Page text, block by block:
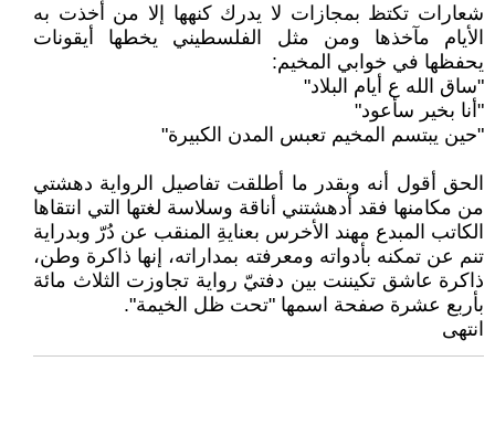
شعارات تكتظ بمجازات لا يدرك كنهها إلا من أخذت به
الأيام مآخذها ومن مثل الفلسطيني يخطها أيقونات
يحفظها في خوابي المخيم:
"ساق الله ع أيام البلاد"
"أنا بخير سأعود"
"حين يبتسم المخيم تعبس المدن الكبيرة"
الحق أقول أنه وبقدر ما أطلقت تفاصيل الرواية دهشتي
من مكامنها فقد أدهشتني أناقة وسلاسة لغتها التي انتقاها
الكاتب المبدع مهند الأخرس بعنايةِ المنقب عن دُرّ وبدراية
تنم عن تمكنه بأدواته ومعرفته بمداراته، إنها ذاكرة وطن،
ذاكرة عاشق تكيننت بين دفتيّ رواية تجاوزت الثلاث مائة
بأربع عشرة صفحة اسمها "تحت ظل الخيمة".
انتهى